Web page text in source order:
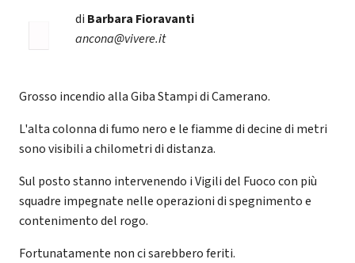
di Barbara Fioravanti
ancona@vivere.it
Grosso incendio alla Giba Stampi di Camerano.
L'alta colonna di fumo nero e le fiamme di decine di metri
sono visibili a chilometri di distanza.
Sul posto stanno intervenendo i Vigili del Fuoco con più
squadre impegnate nelle operazioni di spegnimento e
contenimento del rogo.
Fortunatamente non ci sarebbero feriti.